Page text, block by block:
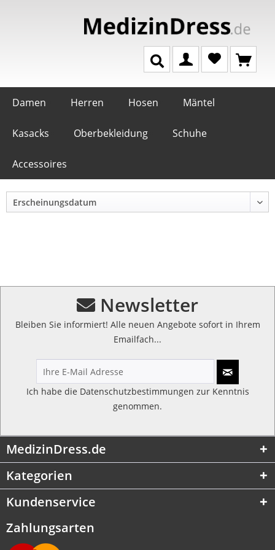
Damen Herren Hosen Mäntel
Kasacks Oberbekleidung Schuhe
Accessoires
Newsletter
Bleiben Sie informiert! Alle neuen Angebote sofort in Ihrem
Emailfach...
Ich habe die Datenschutzbestimmungen zur Kenntnis
genommen.
MedizinDress.de
Kategorien
Kundenservice
Zahlungsarten